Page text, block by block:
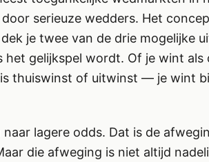
serieuze wedders. Het
je twee van de drie mogelijke
gelijkspel wordt. Of je wint
thuiswinst of uitwinst — je wint
lagere odds. Dat is de
die afweging is niet altijd